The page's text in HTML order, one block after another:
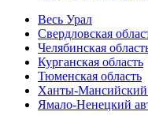
Весь Урал
Свердловская
Челябинская
Курганская область
Тюменская область
Ханты-
Ямало-Ненецкий